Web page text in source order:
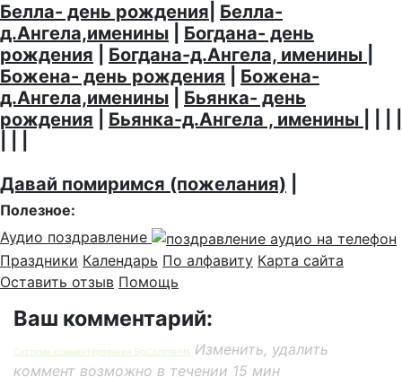
Белла- день рождения Белла-
д.Ангела,именины
Богдана- день
рождения
Богдана-д.Ангела, именины
Божена- день рождения
Божена-
д.Ангела,именины
Бьянка- день
рождения
Бьянка-д.Ангела , именины
Давай помиримся (пожелания)
Полезное:
Аудио поздравление
Праздники Календарь По алфавиту Карта сайта
Оставить отзыв Помощь
Ваш комментарий:
Система комментирования SigComments
Изменить, удалить
коммент возможно в течении 15 мин